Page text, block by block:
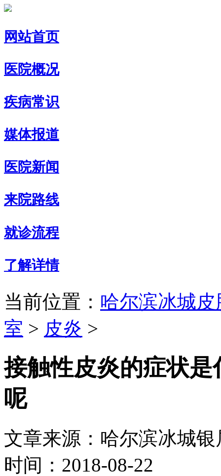
网站首页
医院概况
疾病常识
媒体报道
医院新闻
来院路线
就诊流程
了解详情
当前位置： 哈尔滨冰城
室 > 皮炎 >
接触性皮炎的症状
呢
文章来源：哈尔滨冰城
时间：2018-08-22